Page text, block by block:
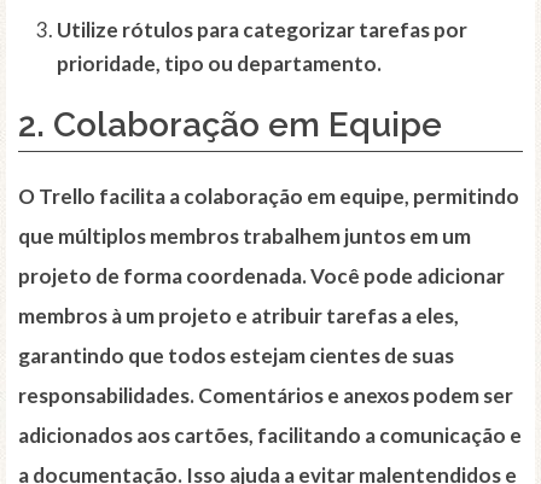
Utilize rótulos para categorizar tarefas por
prioridade, tipo ou departamento.
2. Colaboração em Equipe
O Trello facilita a colaboração em equipe, permitindo
que múltiplos membros trabalhem juntos em um
projeto de forma coordenada. Você pode adicionar
membros à um projeto e atribuir tarefas a eles,
garantindo que todos estejam cientes de suas
responsabilidades. Comentários e anexos podem ser
adicionados aos cartões, facilitando a comunicação e
a documentação. Isso ajuda a evitar malentendidos e